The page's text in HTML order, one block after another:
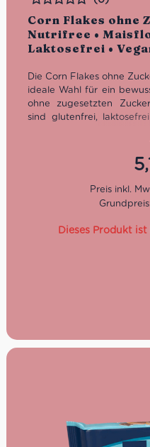
Corn Flakes ohne
Nutrifree •
Laktosefrei •
Bewertet
Die Corn Flakes ohne
ideale Wahl für ein
ohne zugesetzten
sind glutenfrei,
eine hochwertige
von der
Flakes für Qualität
Dieses Produkt